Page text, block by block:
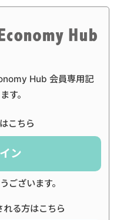
Hub 会員専用記
す。
こちら
ン
ございます。
る方はこちら